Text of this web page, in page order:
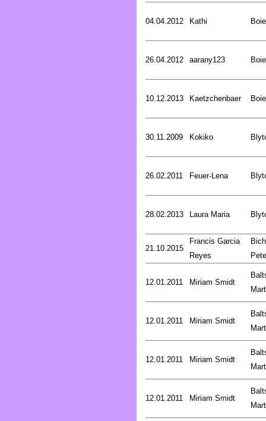
04.04.2012 Kathi
26.04.2012 aarany123
10.12.2013 Kaetzchenbaer
30.11.2009 Kokiko
26.02.2011 Feuer-Lena
28.02.2013 Laura Maria
21.10.2015
Francis Garcia
Reyes
12.01.2011 Miriam Smidt
12.01.2011 Miriam Smidt
12.01.2011 Miriam Smidt
12.01.2011 Miriam Smidt